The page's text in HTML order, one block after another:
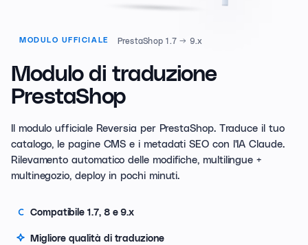
MODULO UFFICIALE PrestaShop 1.7 → 9.x
Modulo di traduzione
PrestaShop
Il modulo ufficiale Reversia per PrestaShop. Traduce il tuo
catalogo, le pagine CMS e i metadati SEO con l'IA Claude.
Rilevamento automatico delle modifiche, multilingue +
multinegozio, deploy in pochi minuti.
Compatibile 1.7, 8 e 9.x
Migliore qualità di traduzione